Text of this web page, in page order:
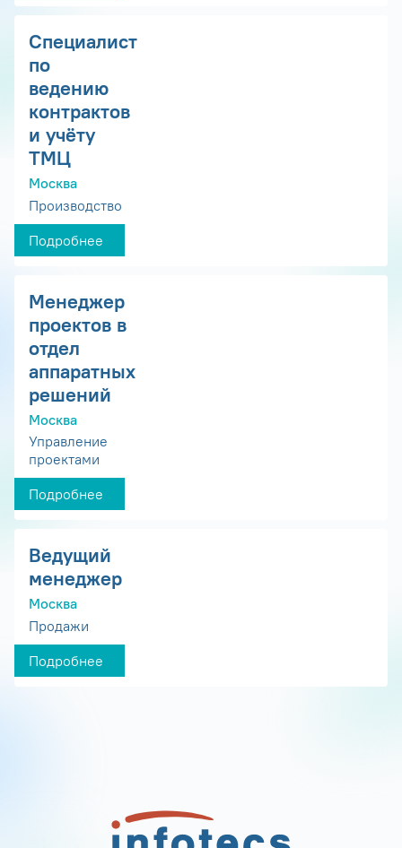
Специалист
по
ведению
контрактов
и учёту
ТМЦ
Москва
Производство
Подробнее
Менеджер
проектов в
отдел
аппаратных
решений
Москва
Управление
проектами
Подробнее
Ведущий
менеджер
Москва
Продажи
Подробнее